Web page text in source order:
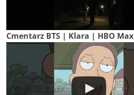
Cmentarz BTS | Klara | HBO Max